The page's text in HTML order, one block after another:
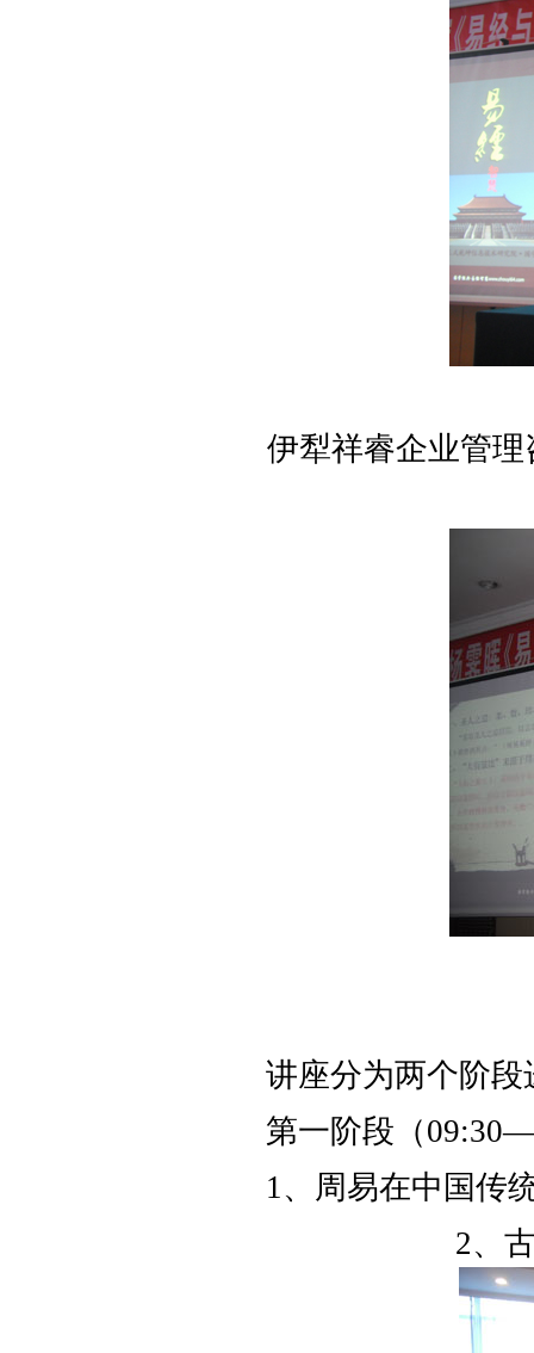
伊犁祥睿企业管
讲座分为两个阶
第一阶段（
1、周易在中国传
2、